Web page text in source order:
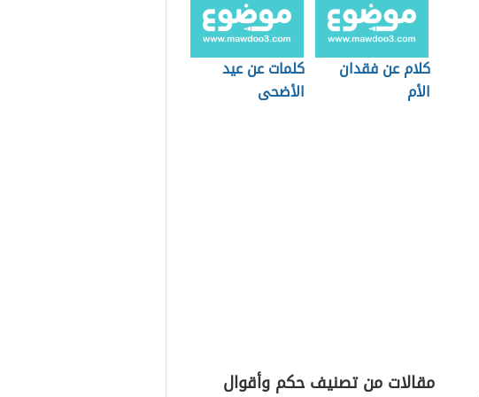
كلام عن فقدان
الأم
كلمات عن عيد
الأضحى
مقالات من تصنيف حكم وأقوال